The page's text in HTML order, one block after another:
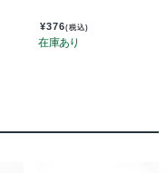
¥376(税込)